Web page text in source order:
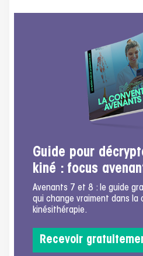
Guide pour
kiné : focus
Avenants 7 et 8 : le guide
qui change vraiment dans la
kinésithérapie.
Recevoir